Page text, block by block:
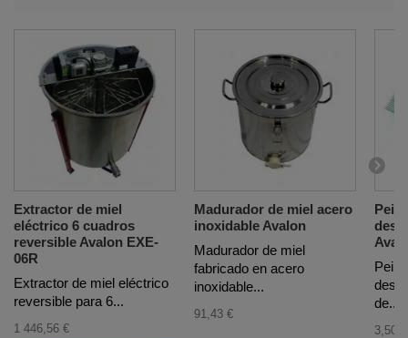
Extractor de miel
eléctrico 6 cuadros
reversible Avalon EXE-
06R
Extractor de miel eléctrico
reversible para 6...
1 446,56 €
Madurador de miel acero
inoxidable Avalon
Madurador de miel
fabricado en acero
inoxidable...
91,43 €
de...
3,50 €